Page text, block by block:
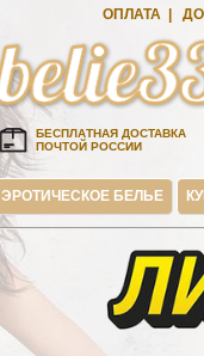
ОПЛАТА
БЕСПЛАТНАЯ ДОСТАВКА
ПОЧТОЙ РОССИИ
ЭРОТИЧЕСКОЕ БЕЛЬЕ